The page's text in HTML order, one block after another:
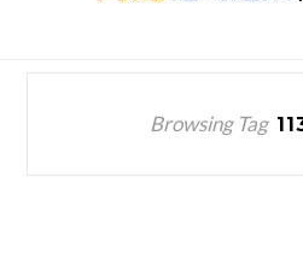
Browsing Tag